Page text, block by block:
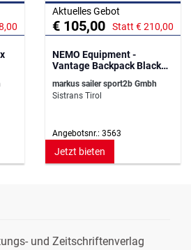
Aktuelles Gebot
€ 105,00 Statt € 210,00
NEMO Equipment -
Vantage Backpack Black
markus sailer sport2b Gmbh
Sistrans Tirol
Angebotsnr.: 3563
Jetzt bieten
und Zeitschriftenverlag